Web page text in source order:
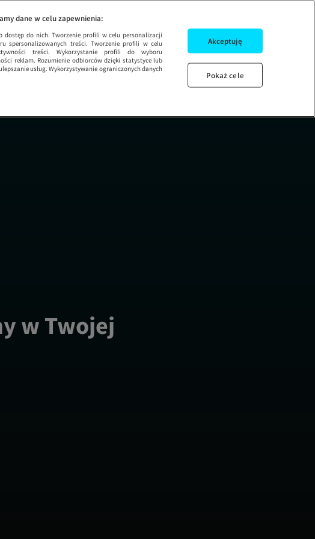
KUBA WOJEWÓDZKI
w Twojej
dane w celu zapewnienia:
dostęp do nich. Tworzenie profili w celu personalizacji
spersonalizowanych treści. Tworzenie profili w celu
treści. Wykorzystanie profili do wyboru
reklam. Rozumienie odbiorców dzięki statystyce lub
usług. Wykorzystywanie ograniczonych danych
Akceptuję
Pokaż cele